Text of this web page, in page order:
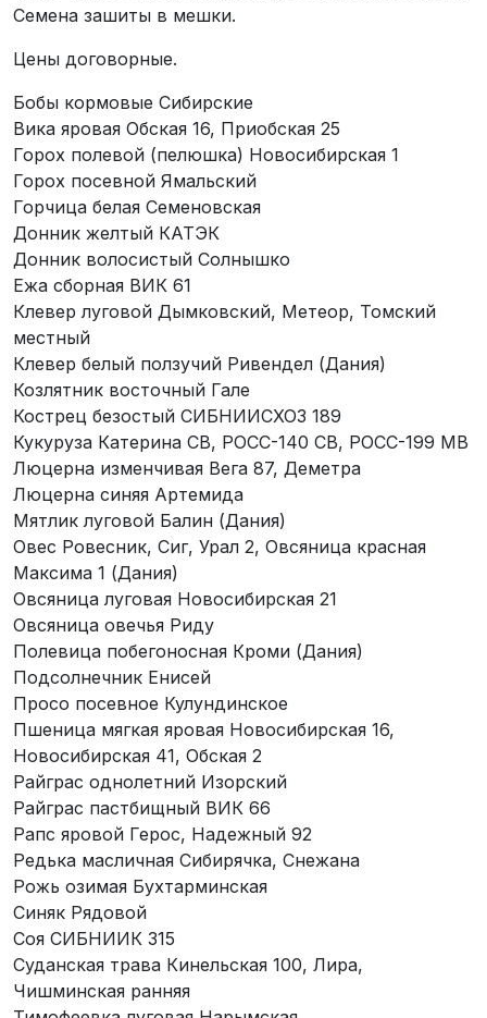
Семена зашиты в мешки.
Цены договорные.
Бобы кормовые Сибирские
Вика яровая Обская 16, Приобская 25
Горох полевой (пелюшка) Новосибирская 1
Горох посевной Ямальский
Горчица белая Семеновская
Донник желтый КАТЭК
Донник волосистый Солнышко
Ежа сборная ВИК 61
Клевер луговой Дымковский, Метеор, Томский
местный
Клевер белый ползучий Ривендел (Дания)
Козлятник восточный Гале
Кострец безостый СИБНИИСХОЗ 189
Кукуруза Катерина СВ, РОСС-140 СВ, РОСС-199 МВ
Люцерна изменчивая Вега 87, Деметра
Люцерна синяя Артемида
Мятлик луговой Балин (Дания)
Овес Ровесник, Сиг, Урал 2, Овсяница красная
Максима 1 (Дания)
Овсяница луговая Новосибирская 21
Овсяница овечья Риду
Полевица побегоносная Кроми (Дания)
Подсолнечник Енисей
Просо посевное Кулундинское
Пшеница мягкая яровая Новосибирская 16,
Новосибирская 41, Обская 2
Райграс однолетний Изорский
Райграс пастбищный ВИК 66
Рапс яровой Герос, Надежный 92
Редька масличная Сибирячка, Снежана
Рожь озимая Бухтарминская
Синяк Рядовой
Соя СИБНИИК 315
Суданская трава Кинельская 100, Лира,
Чишминская ранняя